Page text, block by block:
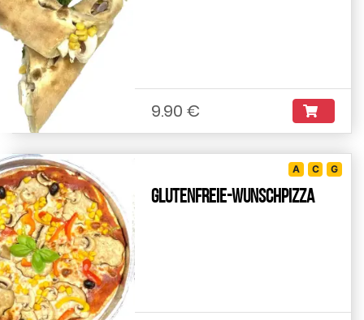
9.90 €
Glutenfreie-Wunschpizza
A C G